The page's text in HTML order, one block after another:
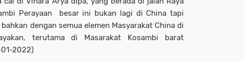
Perayaan besar ini bukan lagi di China tapi
dengan semua elemen Masyarakat China di
terutama di Masarakat Kosambi barat
2022)